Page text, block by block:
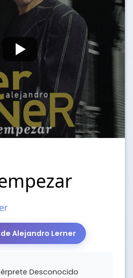
Alejandro Lerner
Desconocido